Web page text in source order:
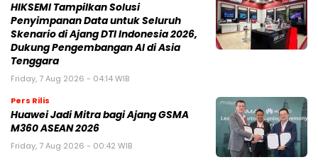
HIKSEMI Tampilkan Solusi
Penyimpanan Data untuk Seluruh
Skenario di Ajang DTI Indonesia 2026,
Dukung Pengembangan AI di Asia
Tenggara
Friday, 7 Aug 2026 - 04:14 WIB
Pers Rilis
Huawei Jadi Mitra bagi Ajang GSMA
M360 ASEAN 2026
Friday, 7 Aug 2026 - 00:42 WIB